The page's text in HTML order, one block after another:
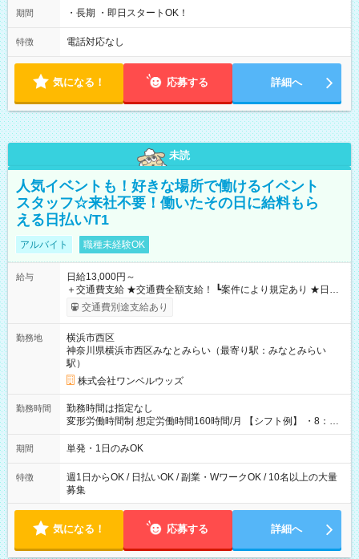
期間 ・長期 ・即日スタートOK！
特徴 電話対応なし
気になる！ 応募する 詳細へ
未読
人気イベントも！好きな場所で働けるイベント
スタッフ☆来社不要！働いたその日に給料もら
える日払い/T1
アルバイト 職種未経験OK
給与
日給13,000円～
＋交通費支給 ★交通費全額支給！ ┗案件により規定あり ★日払
いOK！（規定あり） ┗働いたその日に現金GET♪ お仕事後はコ
ンビニATMから 日払い分を引き落とせます！ 【試用期間】試
交通費別途支給あり
勤務地
横浜市西区
神奈川県横浜市西区みなとみらい（最寄り駅：みなとみらい
駅）
株式会社ワンベルウッズ
勤務時間
勤務時間は指定なし
変形労働時間制 想定労働時間160時間/月 【シフト例】 ・8：00
～21：00
期間 単発・1日のみOK
特徴
週1日からOK / 日払いOK / 副業・WワークOK / 10名以上の大量
募集
気になる！ 応募する 詳細へ